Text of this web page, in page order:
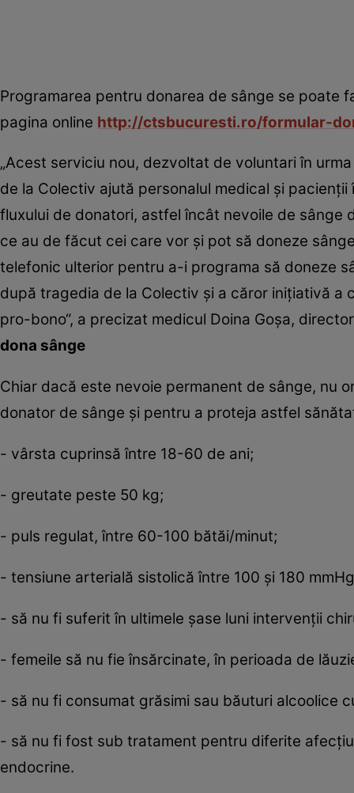
Programarea pentru donarea de sânge se poate
pagina online http://ctsbucuresti.ro/formular-
„Acest serviciu nou, dezvoltat de voluntari în
de la Colectiv ajută personalul medical şi
fluxului de donatori, astfel încât nevoile de
ce au de făcut cei care vor şi pot să doneze
telefonic ulterior pentru a-i programa să doneze
după tragedia de la Colectiv şi a căror iniţiativă
pro-bono“, a precizat medicul Doina Goşa,
dona sânge
Chiar dacă este nevoie permanent de sânge, nu
donator de sânge şi pentru a proteja astfel
- vârsta cuprinsă între 18-60 de ani;
- greutate peste 50 kg;
- puls regulat, între 60-100 bătăi/minut;
- tensiune arterială sistolică între 100 şi 180
- să nu fi suferit în ultimele şase luni intervenţii
- femeile să nu fie însărcinate, în perioada de
- să nu fi consumat grăsimi sau băuturi alcoolice
- să nu fi fost sub tratament pentru diferite
endocrine.